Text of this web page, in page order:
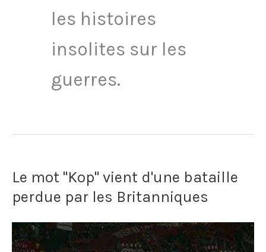
les histoires
insolites sur les
guerres.
Le mot "Kop" vient d'une bataille
perdue par les Britanniques